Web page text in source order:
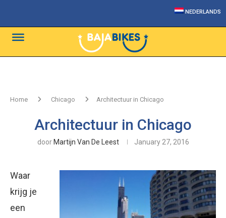
NEDERLANDS
Home Chicago Architectuur in Chicago
Architectuur in Chicago
door Martijn Van De Leest January 27, 2016
Waar
krijg je
een